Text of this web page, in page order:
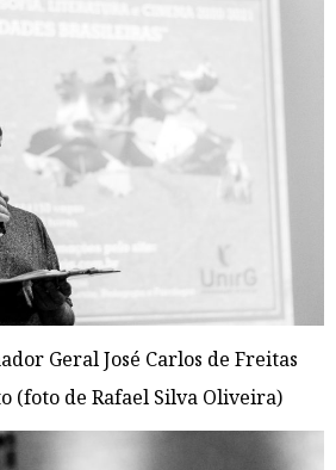
Geral José Carlos de Freitas
(foto de Rafael Silva Oliveira)